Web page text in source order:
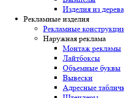
Изделия из
Рекламные изделия
Рекламные
Наружная реклама
Монтаж рекламы
Лайтбоксы
Объемные буквы
Вывески
Адресные